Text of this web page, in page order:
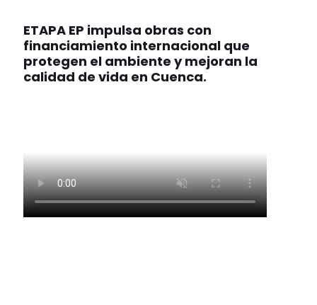
ETAPA EP impulsa obras con
financiamiento internacional que
protegen el ambiente y mejoran la
calidad de vida en Cuenca.